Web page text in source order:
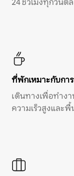
24 ชั่วโมงทุกวันต
ที่พักเหมาะกับกา
เดินทางเพื่อทำง
ความเร็วสูงและ